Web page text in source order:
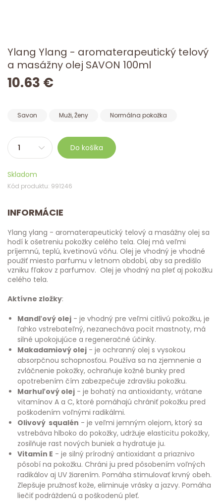
Ylang Ylang - aromaterapeutický telový
a masážny olej SAVON 100ml
10.63 €
Savon Muži, Ženy Normálna pokožka
Do košíka
Skladom
Kód produktu: 991246
INFORMÁCIE
Ylang ylang - aromaterapeutický telový a masážny olej sa
hodí k ošetreniu pokožky celého tela. Olej má veľmi
príjemnú, teplú, kvetinovú vôňu. Olej je vhodný je vhodné
použiť miesto parfumu v letnom období, aby sa predišlo
vzniku fľakov z parfumov. Olej je vhodný na pleť aj pokožku
celého tela.
Aktívne zložky:
Mandľový olej - je vhodný pre veľmi citlivú pokožku, je
ľahko vstrebateľný, nezanecháva pocit mastnoty, má
silné upokojujúce a regeneračné účinky.
Makadamiový olej - je ochranný olej s vysokou
absorpčnou schopnosťou. Používa sa na zjemnenie a
zvláčnenie pokožky, ochraňuje kožné bunky pred
opotrebením čím zabezpečuje zdravšiu pokožku.
Marhuľový olej - je bohatý na antioxidanty, vrátane
vitamínov A a C, ktoré pomáhajú chrániť pokožku pred
poškodením voľnými radikálmi.
Olivový squalén - je veľmi jemným olejom, ktorý sa
vstrebáva hlboko do pokožky, udržuje elasticitu pokožky,
zosilňuje rast nových buniek a hydratuje ju.
Vitamín E - je silný prírodný antioxidant a priaznivo
pôsobí na pokožku. Chráni ju pred pôsobením voľných
radikálov aj UV žiarením. Pomáha stimulovať krvný obeh.
Zlepšuje pružnosť kože, eliminuje vrásky a jazvy. Pomáha
liečiť podráždenú a poškodenú pleť.